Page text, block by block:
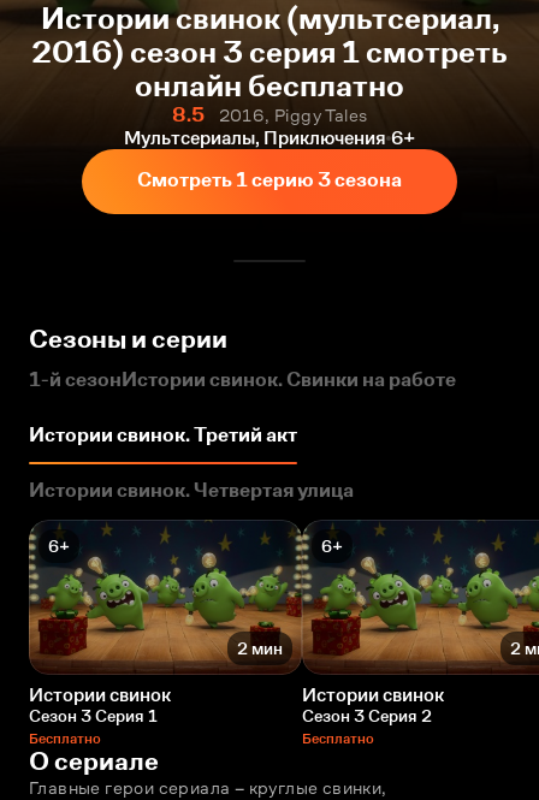
Истории свинок (мультсериал,
2016) сезон 3 серия 1 смотреть
онлайн бесплатно
8.5
2016, Piggy Tales
Мультсериалы, Приключения 6+
Смотреть 1 серию 3 сезона
Сезоны и серии
1-й сезонИстории свинок. Свинки на работе
Истории свинок. Третий акт
Истории свинок. Четвертая улица
6+
2 мин
Истории свинок
Сезон 3 Серия 1
Бесплатно
6+
2
Истории свинок
Сезон 3 Серия 2
Бесплатно
О сериале
Главные герои сериала – круглые свинки,